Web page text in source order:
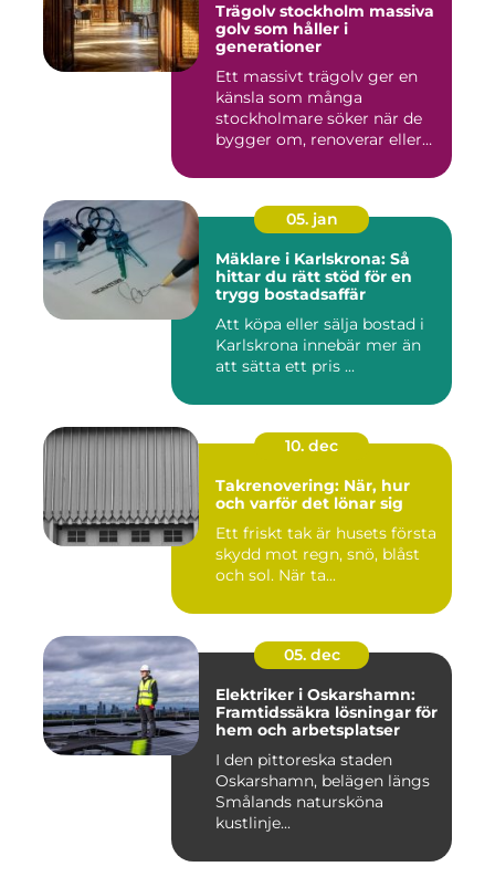
Trägolv stockholm massiva
golv som håller i
generationer
Ett massivt trägolv ger en
känsla som många
stockholmare söker när de
bygger om, renoverar eller
05. jan
Mäklare i Karlskrona: Så
hittar du rätt stöd för en
trygg bostadsaffär
Att köpa eller sälja bostad i
Karlskrona innebär mer än
att sätta ett pris ...
10. dec
Takrenovering: När, hur
och varför det lönar sig
Ett friskt tak är husets första
skydd mot regn, snö, blåst
och sol. När ta...
05. dec
Elektriker i Oskarshamn:
Framtidssäkra lösningar för
hem och arbetsplatser
I den pittoreska staden
Oskarshamn, belägen längs
Smålands natursköna
kustlinje...